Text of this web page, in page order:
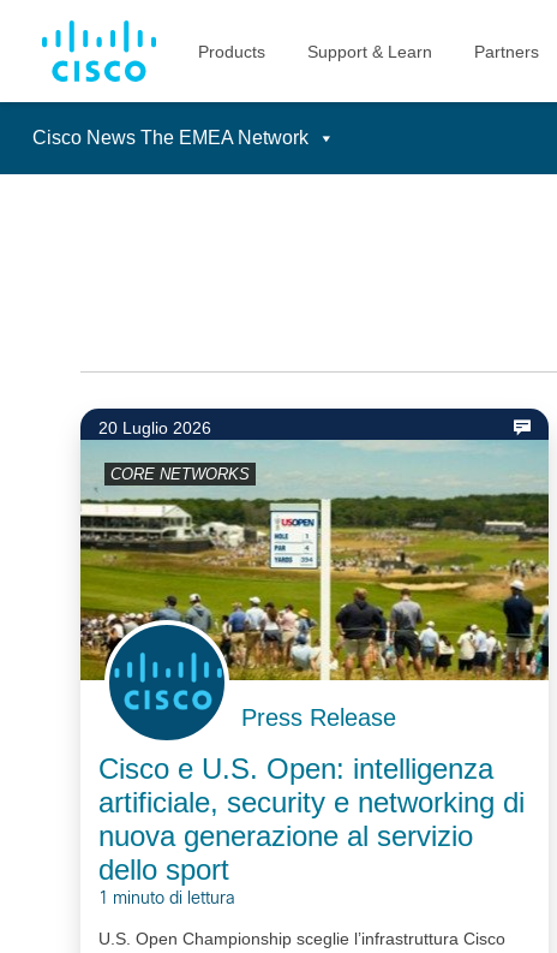
Cisco News The EMEA Network
20 Luglio 2026
CORE NETWORKS
Press Release
Cisco e U.S. Open: intelligenza
artificiale, security e networking di
nuova generazione al servizio
dello sport
1 minuto di lettura
U.S. Open Championship sceglie l’infrastruttura Cisco